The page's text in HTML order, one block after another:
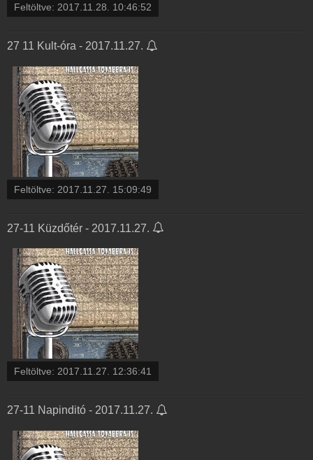
Feltöltve: 2017.11.28. 10:46:52
27 11 Kult-óra - 2017.11.27.
Feltöltve: 2017.11.27. 15:09:49
27-11 Küzdőtér - 2017.11.27.
Feltöltve: 2017.11.27. 12:36:41
27-11 Napinditó - 2017.11.27.